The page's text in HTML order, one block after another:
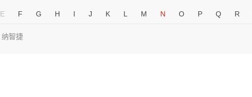
E F G H I J K L M N O P Q R
纳智捷